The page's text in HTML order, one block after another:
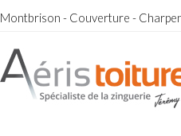
Montbrison - Couverture -